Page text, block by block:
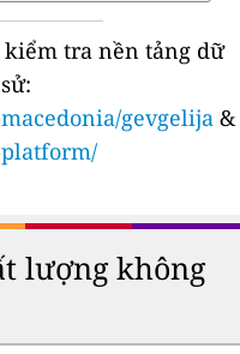
tra nền tảng dữ
gevgelija&
lượng không